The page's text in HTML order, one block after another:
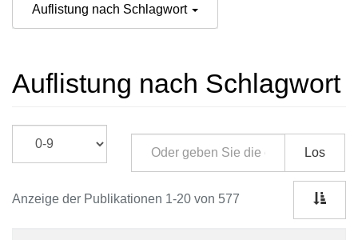
Auflistung nach Schlagwort
Auflistung nach Schlagwort
Los
Anzeige der Publikationen 1-20 von 577